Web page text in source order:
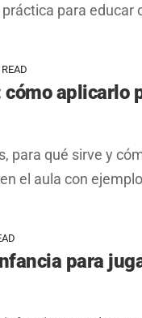
para educar
aplicarlo
para qué sirve y
el aula con
para